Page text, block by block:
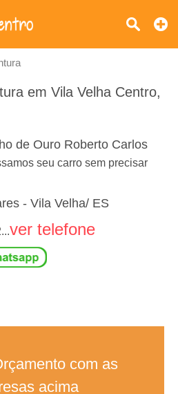
em Vila Velha Centro,
de Ouro Roberto Carlos
seu carro sem precisar
- Vila Velha/ ES
ver telefone
com as
acima